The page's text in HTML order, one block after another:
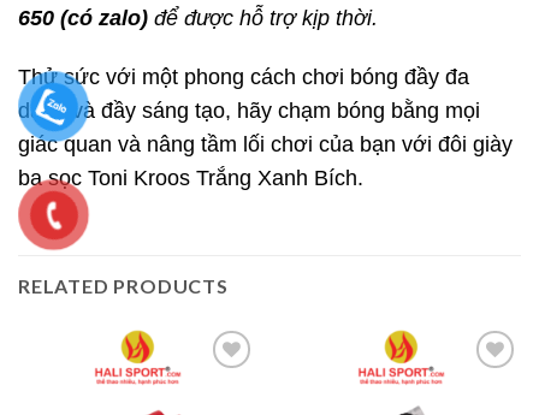
650 (có zalo) để được hỗ trợ kịp thời.
Thử sức với một phong cách chơi bóng đầy đa
dạng và đầy sáng tạo, hãy chạm bóng bằng mọi
giác quan và nâng tầm lối chơi của bạn với đôi giày
ba sọc Toni Kroos Trắng Xanh Bích.
RELATED PRODUCTS